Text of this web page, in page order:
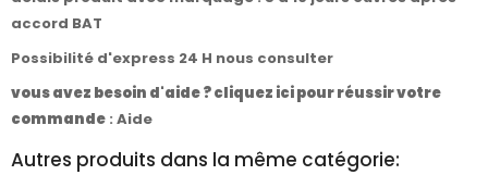
accord BAT
Possibilité d'express 24 H nous consulter
vous avez besoin d'aide ? cliquez ici pour réussir votre
commande : Aide
Autres produits dans la même catégorie: